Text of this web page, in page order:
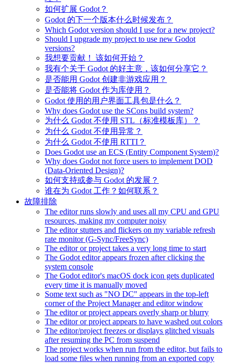
如何扩展 Godot？
Godot 的下一个版本什么时候发布？
Which Godot version should I use for a new project?
Should I upgrade my project to use new Godot
versions?
我想要贡献！ 该如何开始？
我有个关于 Godot 的好主意，该如何分享它？
是否能用 Godot 创建非游戏应用？
是否能将 Godot 作为库使用？
Godot 使用的用户界面工具包是什么？
Why does Godot use the SCons build system?
为什么 Godot 不使用 STL（标准模板库）？
为什么 Godot 不使用异常？
为什么 Godot 不使用 RTTI？
Does Godot use an ECS (Entity Component System)?
Why does Godot not force users to implement DOD
(Data-Oriented Design)?
如何支持或参与 Godot 的发展？
谁在为 Godot 工作？如何联系？
故障排除
The editor runs slowly and uses all my CPU and GPU
resources, making my computer noisy
The editor stutters and flickers on my variable refresh
rate monitor (G-Sync/FreeSync)
The editor or project takes a very long time to start
The Godot editor appears frozen after clicking the
system console
The Godot editor's macOS dock icon gets duplicated
every time it is manually moved
Some text such as "NO DC" appears in the top-left
corner of the Project Manager and editor window
The editor or project appears overly sharp or blurry
The editor or project appears to have washed out colors
The editor/project freezes or displays glitched visuals
after resuming the PC from suspend
The project works when run from the editor, but fails to
load some files when running from an exported copy